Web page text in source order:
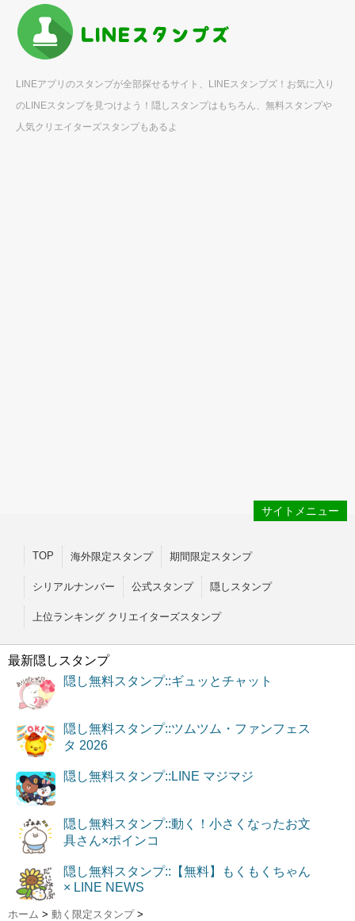
LINEアプリのスタンプが全部探せるサイト、LINEスタンプズ！お気に入り
のLINEスタンプを見つけよう！隠しスタンプはもちろん、無料スタンプや
人気クリエイターズスタンプもあるよ
サイトメニュー
TOP 海外限定スタンプ 期間限定スタンプ
シリアルナンバー 公式スタンプ 隠しスタンプ
上位ランキング クリエイターズスタンプ
最新隠しスタンプ
隠し無料スタンプ::ギュッとチャット
隠し無料スタンプ::ツムツム・ファンフェス
タ 2026
隠し無料スタンプ::LINE マジマジ
隠し無料スタンプ::動く！小さくなったお文
具さん×ポインコ
隠し無料スタンプ::【無料】もくもくちゃん
× LINE NEWS
ホーム > 動く限定スタンプ >